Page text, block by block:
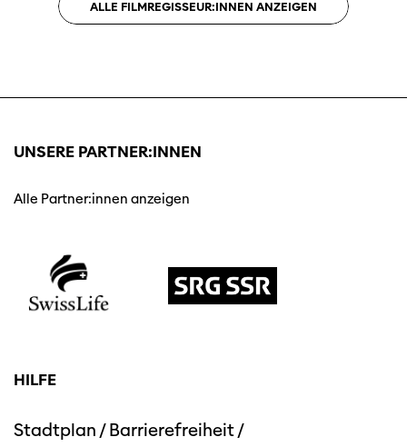
ALLE FILMREGISSEUR:INNEN ANZEIGEN
UNSERE PARTNER:INNEN
Alle Partner:innen anzeigen
HILFE
Stadtplan /Barrierefreiheit/